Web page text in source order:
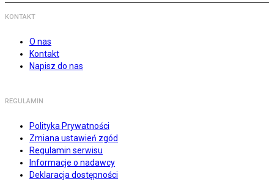
KONTAKT
O nas
Kontakt
Napisz do nas
REGULAMIN
Polityka Prywatności
Zmiana ustawień zgód
Regulamin serwisu
Informacje o nadawcy
Deklaracja dostępności